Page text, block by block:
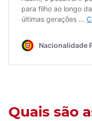
Quais são